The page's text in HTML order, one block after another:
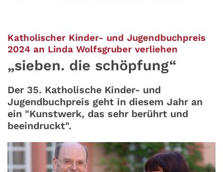
Katholischer Kinder- und Jugendbuchpreis
2024 an Linda Wolfsgruber verliehen
„sieben. die schöpfung“
Der 35. Katholische Kinder- und
Jugendbuchpreis geht in diesem Jahr an
ein "Kunstwerk, das sehr berührt und
beeindruckt".